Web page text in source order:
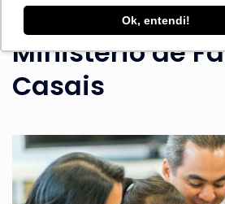
Ok, entendi!
Pós-Graduação
Ministério de
Casais